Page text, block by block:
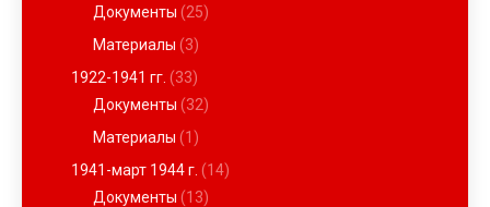
Документы (25)
Материалы (3)
1922-1941 гг. (33)
Документы (32)
Материалы (1)
1941-март 1944 г. (14)
Документы (13)